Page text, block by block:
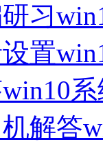
习
置
解答